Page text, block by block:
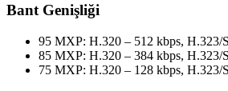
Bant Genişliği
95 MXP: H.320 – 512 kbps, H.323/
85 MXP: H.320 – 384 kbps, H.323/
75 MXP: H.320 – 128 kbps, H.323/